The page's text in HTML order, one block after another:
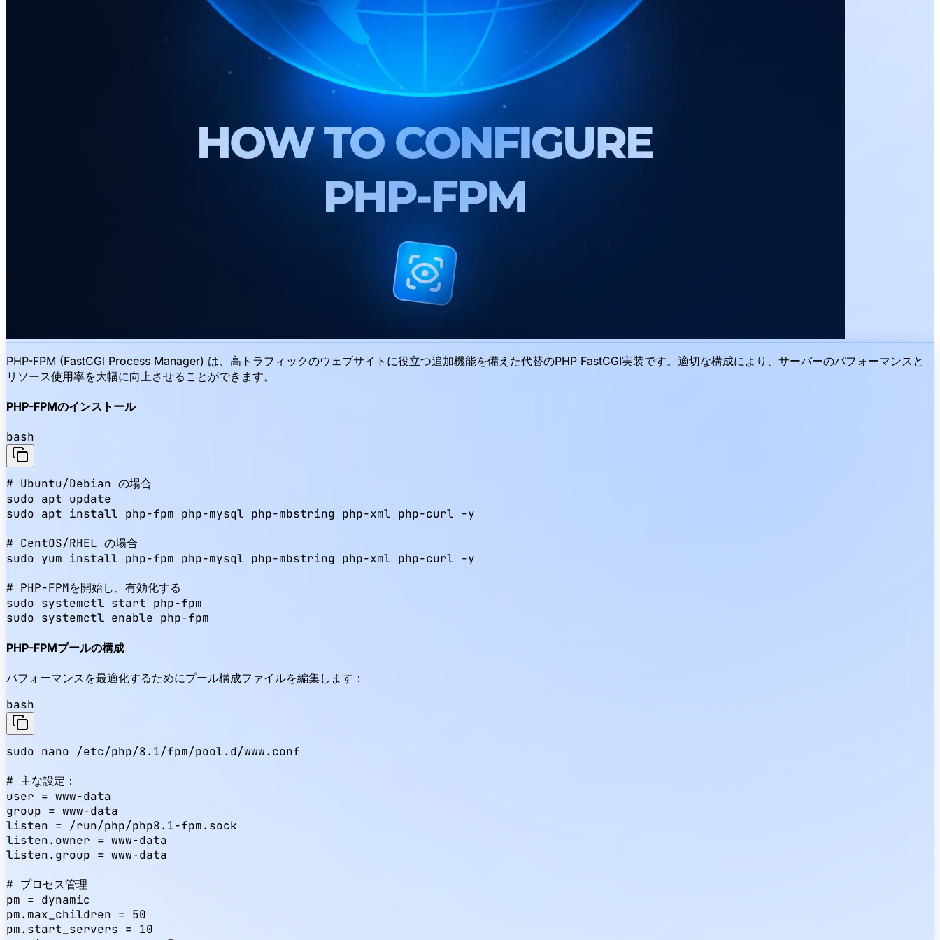
PHP-FPM (FastCGI Process Manager) は、高トラフィックのウェブサイトに役立つ追加機能を備えた代替のPHP FastCGI実装です。適切な構成により、サーバーのパフォーマンスと
リソース使用率を大幅に向上させることができます。
PHP-FPMのインストール
bash
# Ubuntu/Debian の場合
sudo apt update
sudo apt install php-fpm php-mysql php-mbstring php-xml php-curl -y
# CentOS/RHEL の場合
sudo yum install php-fpm php-mysql php-mbstring php-xml php-curl -y
# PHP-FPMを開始し、有効化する
sudo systemctl start php-fpm
sudo systemctl enable php-fpm
PHP-FPMプールの構成
パフォーマンスを最適化するためにプール構成ファイルを編集します：
bash
sudo nano /etc/php/8.1/fpm/pool.d/www.conf
# 主な設定：
user = www-data
group = www-data
listen = /run/php/php8.1-fpm.sock
listen.owner = www-data
listen.group = www-data
# プロセス管理
pm = dynamic
pm.max_children = 50
pm.start_servers = 10